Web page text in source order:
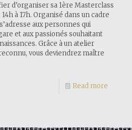
d’organiser sa 1ère Masterclass
à 17h. Organisé dans un cadre
aux personnes qui
et aux passionés souhaitant
Grâce à un atelier
vous deviendrez maître
Read more